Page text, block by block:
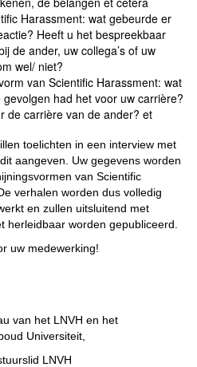
Harassment: wat gebeurde er
Heeft u het bespreekbaar
de ander, uw collega’s of uw
wel/ niet?
van Scientific Harassment: wat
had het voor uw carrière?
de carrière van de ander? et
toelichten in een interview met
aangeven. Uw gegevens worden
van Scientific
verhalen worden dus volledig
en zullen uitsluitend met
herleidbaar worden gepubliceerd.
uw medewerking!
van het LNVH en het
Universiteit,
LNVH